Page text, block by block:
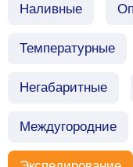
Наливные
Температурные
Негабаритные
Междугородние